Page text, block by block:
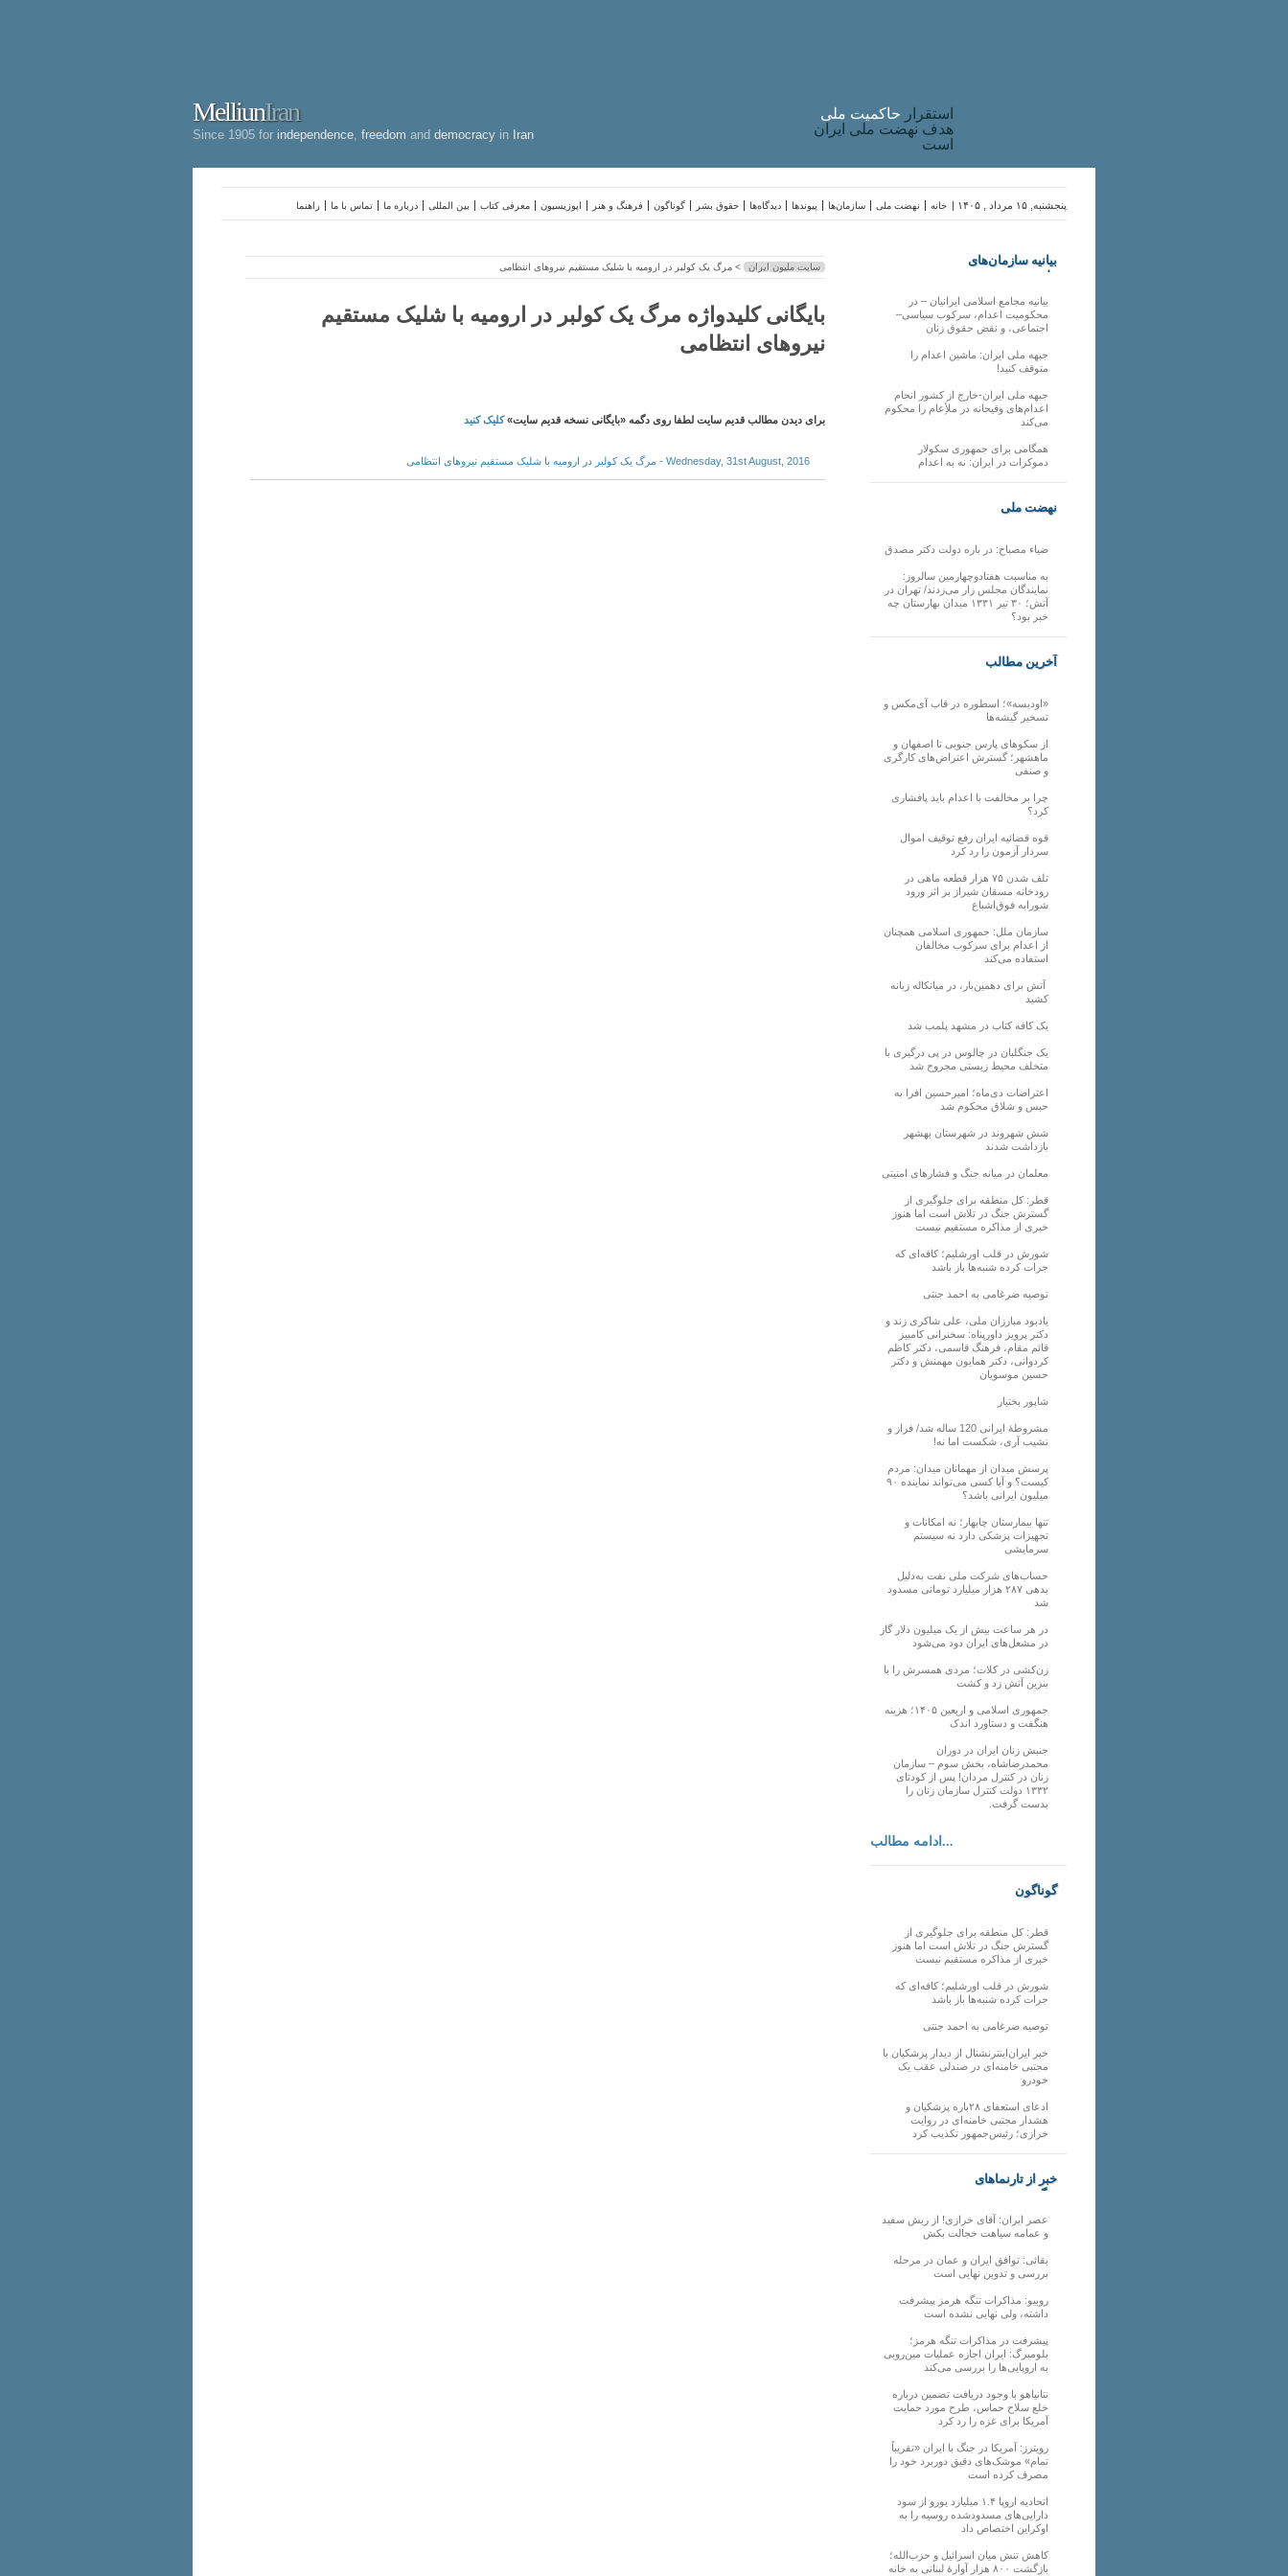
MelliunIran
Since 1905 for independence freedom and democracy in Iran
استقرار حاکميت ملی
هدف نهضت ملی ایران
است
راهنما تماس با ما درباره ما بین المللی معرفی کتاب اپوزیسیون فرهنگ و هنر گوناگون حقوق بشر دیدگاه‌ها پیوندها سازمان‌ها نهضت ملی خانه پنجشنبه, ۱۵ مرداد , ۱۴۰۵ |
سایت ملیون ایران > مرگ یک کولبر در ارومیه با شلیک مستقیم نیروهای انتظامی
بایگانی کلیدواژه مرگ یک کولبر در ارومیه با شلیک مستقیم
نیروهای انتظامی
برای دیدن مطالب قدیم سایت لطفا روی دگمه «بایگانی نسخه قدیم سایت»کلیک کنید
Wednesday, 31st August, 2016 - مرگ یک کولبر در ارومیه با شلیک مستقیم نیروهای انتظامی
بیانیه سازمان‌های
ملی
بیانیه مجامع اسلامی ایرانیان – در
محکومیت اعدام، سرکوب سیاسی–
اجتماعی، و نقض حقوق زنان
جبهه ملی ایران: ماشین اعدام را
متوقف کنید!
جبهه ملی ایران-خارج از کشور انجام
اعدام‌های وقیحانه در ملأِعام را محکوم
می‌کند
همگامی برای جمهوری سکولار
دموکرات در ایران: نه به اعدام
نهضت ملی
ضیاء مصباح: در باره دولت دکتر مصدق
به مناسبت هفتادوچهارمین سالروز:
نمایندگان مجلس زار می‌زدند/ تهران در
آتش؛ ۳۰ تیر ۱۳۳۱ میدان بهارستان چه
خبر بود؟
آخرین مطالب
«اودیسه»؛ اسطوره در قاب آی‌مکس و
تسخیر گیشه‌ها
از سکوهای پارس جنوبی تا اصفهان و
ماهشهر؛ گسترش اعتراض‌های کارگری
و صنفی
چرا بر مخالفت با اعدام باید پافشاری
کرد؟
قوه قضائیه ایران رفع توقیف اموال
سردار آزمون را رد کرد
تلف شدن ۷۵ هزار قطعه ماهی در
رودخانه مسقان شیراز بر اثر ورود
شورابه فوق‌اشباع
سازمان ملل: جمهوری اسلامی همچنان
از اعدام برای سرکوب مخالفان
استفاده می‌کند
آتش برای دهمین‌بار، در میانکاله زبانه
کشید
یک کافه کتاب در مشهد پلمب شد
یک جنگلبان در چالوس در پی درگیری با
متخلف محیط زیستی مجروح شد
اعتراضات دی‌ماه؛ امیرحسین افرا به
حبس و شلاق محکوم شد
شش شهروند در شهرستان بهشهر
بازداشت شدند
معلمان در میانه جنگ و فشارهای امنیتی
قطر: کل منطقه برای جلوگیری از
گسترش جنگ در تلاش است اما هنوز
خبری از مذاکره مستقیم نیست
شورش در قلب اورشلیم؛ کافه‌ای که
جرات کرده شنبه‌ها باز باشد
توصیه ضرغامی به احمد جنتی
یادبود مبارزان ملی، علی شاکری زند و
دکتر پرویز داورپناه: سخنرانی کامبیز
قائم مقام، فرهنگ قاسمی، دکتر کاظم
کردوانی، دکتر همایون مهمنش و دکتر
حسین موسویان
شاپور بختیار
مشروطۀ ایرانی 120 ساله شد/ فراز و
نشیب آری، شکست اما نه!
پرسش میدان از مهمانان میدان: مردم
کیست؟ و آیا کسی می‌تواند نماینده ۹۰
میلیون ایرانی باشد؟
تنها بیمارستان چابهار؛ نه امکانات و
تجهیزات پزشکی دارد نه سیستم
سرمایشی
حساب‌های شرکت ملی نفت به‌دلیل
بدهی ۲۸۷ هزار میلیارد تومانی مسدود
شد
در هر ساعت بیش از یک میلیون دلار گاز
در مشعل‌های ایران دود می‌شود
زن‌کشی در کلات؛ مردی همسرش را با
بنزین آتش زد و کشت
جمهوری اسلامی و اربعین ۱۴۰۵؛ هزینه
هنگفت و دستاورد اندک
جنبش زنان ایران در دوران
محمدرضاشاه، بخش سوم – سازمان
زنان در کنترل مردان! پس از کودتای
۱۳۳۲ دولت کنترل سازمان زنان را
بدست گرفت.
ادامه مطالب...
گوناگون
قطر: کل منطقه برای جلوگیری از
گسترش جنگ در تلاش است اما هنوز
خبری از مذاکره مستقیم نیست
شورش در قلب اورشلیم؛ کافه‌ای که
جرات کرده شنبه‌ها باز باشد
توصیه ضرغامی به احمد جنتی
خبر ایران‌اینترنشنال از دیدار پزشکیان با
مجتبی خامنه‌ای در صندلی عقب یک
خودرو
ادعای استعفای ۲۸باره پزشکیان و
هشدار مجتبی خامنه‌ای در روایت
خرازی؛ رئیس‌جمهور تکذیب کرد
خبر از تارنماهای
دیگر
عصر ایران: آقای خرازی! از ریش سفید
و عمامه سیاهت خجالت بکش
بقائی: توافق ایران و عمان در مرحله
بررسی و تدوین نهایی است
روبیو: مذاکرات تنگه هرمز پیشرفت
داشته، ولی نهایی نشده است
پیشرفت در مذاکرات تنگه هرمز؛
بلومبرگ: ایران اجازه عملیات مین‌روبی
به اروپایی‌ها را بررسی می‌کند
نتانیاهو با وجود دریافت تضمین درباره
خلع سلاح حماس، طرح مورد حمایت
آمریکا برای غزه را رد کرد
رویترز: آمریکا در جنگ با ایران «تقریباً
تمام» موشک‌های دقیق دوربرد خود را
مصرف کرده است
اتحادیه اروپا ۱.۴ میلیارد یورو از سود
دارایی‌های مسدودشده روسیه را به
اوکراین ‏اختصاص داد
کاهش تنش میان اسرائیل و حزب‌الله؛
بازگشت ۸۰۰ هزار آوارۀ لبنانی به خانه‌